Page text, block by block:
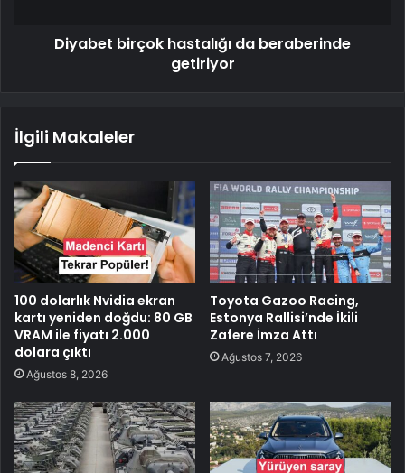
Diyabet birçok hastalığı da beraberinde
getiriyor
İlgili Makaleler
100 dolarlık Nvidia ekran
kartı yeniden doğdu: 80 GB
VRAM ile fiyatı 2.000
dolara çıktı
Ağustos 8, 2026
Toyota Gazoo Racing,
Estonya Rallisi’nde İkili
Zafere İmza Attı
Ağustos 7, 2026